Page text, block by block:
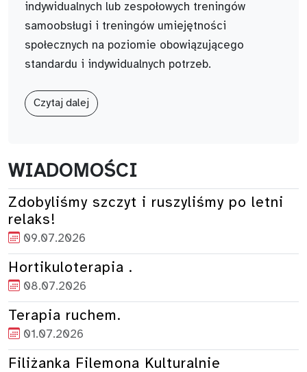
indywidualnych lub zespołowych treningów
samoobsługi i treningów umiejętności
społecznych na poziomie obowiązującego
standardu i indywidualnych potrzeb.
Czytaj dalej
WIADOMOŚCI
Zdobyliśmy szczyt i ruszyliśmy po letni
relaks!
09.07.2026
Hortikuloterapia .
08.07.2026
Terapia ruchem.
01.07.2026
Filiżanka Filemona Kulturalnie